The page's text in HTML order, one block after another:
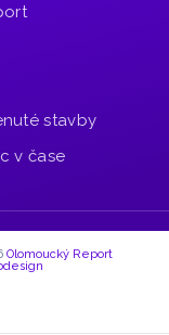
stavby
v čase
Olomoucký Report